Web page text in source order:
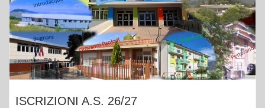
ISCRIZIONI A.S. 26/27